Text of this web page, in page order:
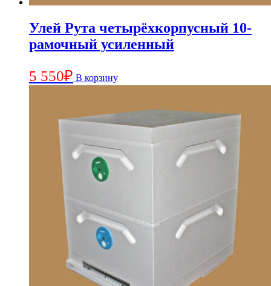
Улей Рута четырёхкорпусный 10-
рамочный усиленный
5 550₽ В корзину